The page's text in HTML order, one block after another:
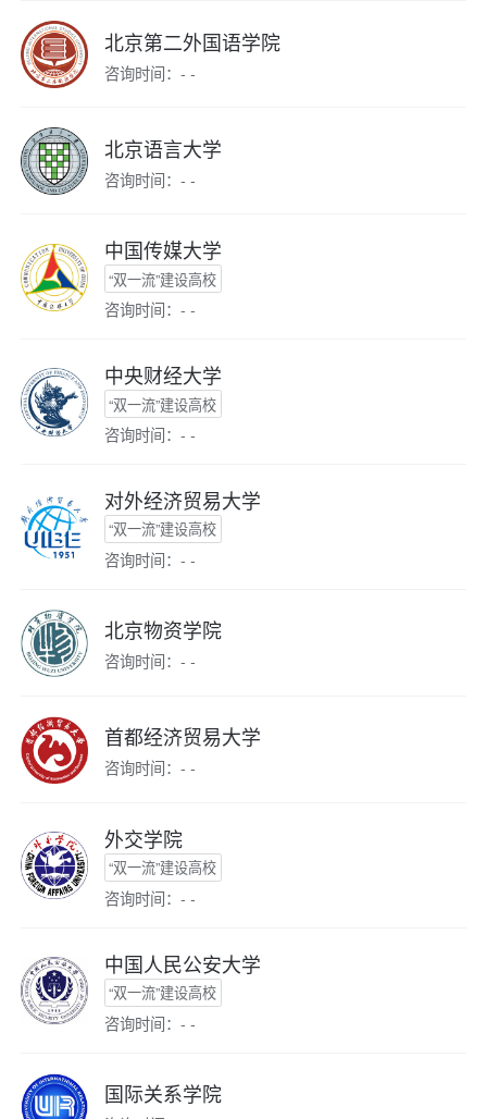
北京第二外国语学院
咨询时间：- -
北京语言大学
咨询时间：- -
中国传媒大学
“双一流”建设高校
咨询时间：- -
中央财经大学
“双一流”建设高校
咨询时间：- -
对外经济贸易大学
“双一流”建设高校
咨询时间：- -
北京物资学院
咨询时间：- -
首都经济贸易大学
咨询时间：- -
外交学院
“双一流”建设高校
咨询时间：- -
中国人民公安大学
“双一流”建设高校
咨询时间：- -
国际关系学院